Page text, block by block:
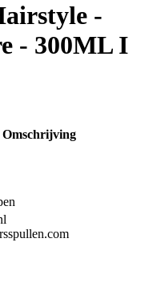
-
- 300ML I
Omschrijving